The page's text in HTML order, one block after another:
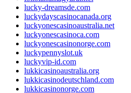
lucky-dreamsde.com
luckydayscasinocanada.org
luckyonescasinoaustralia.net
luckyonescasinoca.com
luckyonescasinonorge.com
luckypennyslot.uk
luckyvip-id.com
lukkicasinoaustralia.org
lukkicasinodeutschland.com
lukkicasinonorge.com